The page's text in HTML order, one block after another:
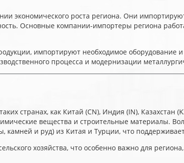
экономического роста региона. Они
Основные компании-импортеры региона
импортируют необходимое оборудование
процесса и модернизации
странах, как Китай (CN), Индия (IN), Казахстан
вещества и строительные материалы.
и руд) из Китая и Турции, что
хозяйства, что особенно важно для